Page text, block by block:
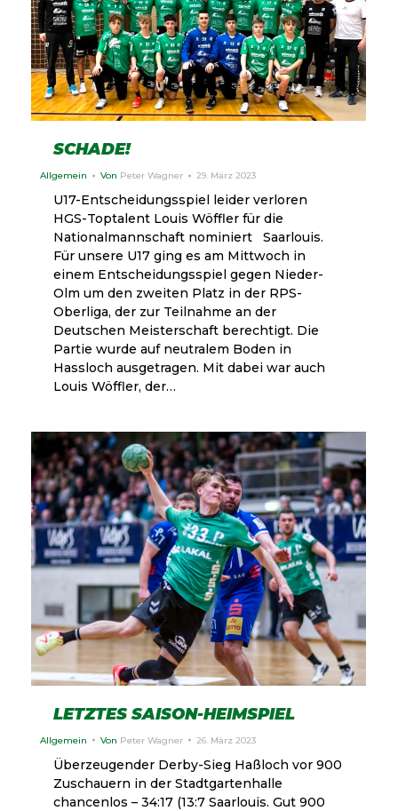
SCHADE!
Allgemein Von Peter Wagner 29. März 2023
U17-Entscheidungsspiel leider verloren
HGS-Toptalent Louis Wöffler für die
Nationalmannschaft nominiert Saarlouis.
Für unsere U17 ging es am Mittwoch in
einem Entscheidungsspiel gegen Nieder-
Olm um den zweiten Platz in der RPS-
Oberliga, der zur Teilnahme an der
Deutschen Meisterschaft berechtigt. Die
Partie wurde auf neutralem Boden in
Hassloch ausgetragen. Mit dabei war auch
Louis Wöffler, der…
LETZTES SAISON-HEIMSPIEL
Allgemein Von Peter Wagner 26. März 2023
Überzeugender Derby-Sieg Haßloch vor 900
Zuschauern in der Stadtgartenhalle
chancenlos – 34:17 (13:7 Saarlouis. Gut 900